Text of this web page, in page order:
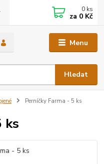
Menu
Hledat
0 ks
za 0 Kč
Perníčky Farma - 5 ks
ks